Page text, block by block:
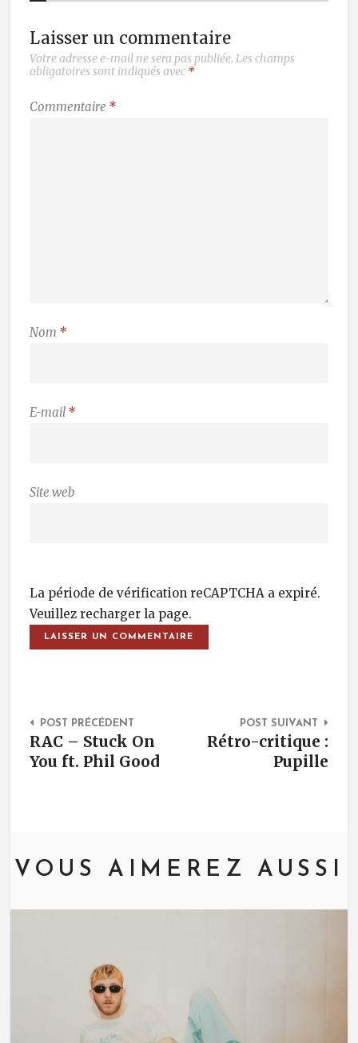
Laisser un commentaire
Votre adresse e-mail ne sera pas publiée. Les champs
obligatoires sont indiqués avec *
Commentaire *
Nom *
E-mail *
Site web
La période de vérification reCAPTCHA a expiré.
Veuillez recharger la page.
Post Navigation
POST PRÉCÉDENT
RAC – Stuck On
You ft. Phil Good
POST SUIVANT
Rétro-critique :
Pupille
VOUS AIMEREZ AUSSI